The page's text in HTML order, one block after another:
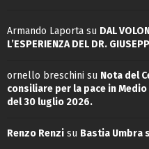
Armando Laporta su DAL
L’ESPERIENZA DEL DR.
ornello breschini su Nota del
consiliare per la pace in
del 30 luglio 2026.
Renzo Renzi su Bastia Umbra